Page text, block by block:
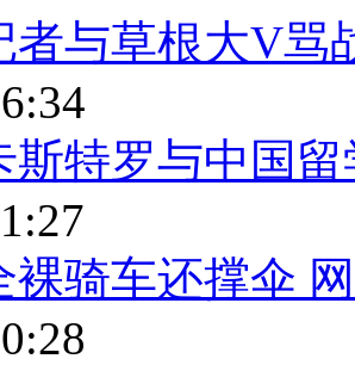
社会在关注票制票
如：地面公交的准
驳、管理水平等都是
撞死亲妈险企拒赔
接下来再看一件差
应赔偿，可是当女儿
司也以此为理由拒绝
者与草根大V骂
斯特罗与中国
裸骑车还撑伞